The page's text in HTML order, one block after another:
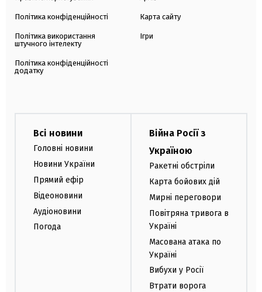
Політика конфіденційності
Політика використання
штучного інтелекту
Політика конфіденційності
додатку
Карта сайту
Ігри
Всі новини
Головні новини
Новини України
Прямий ефір
Відеоновини
Аудіоновини
Погода
Війна Росії з
Україною
Ракетні обстріли
Карта бойових дій
Мирні переговори
Повітряна тривога в
Україні
Масована атака по
Україні
Вибухи у Росії
Втрати ворога